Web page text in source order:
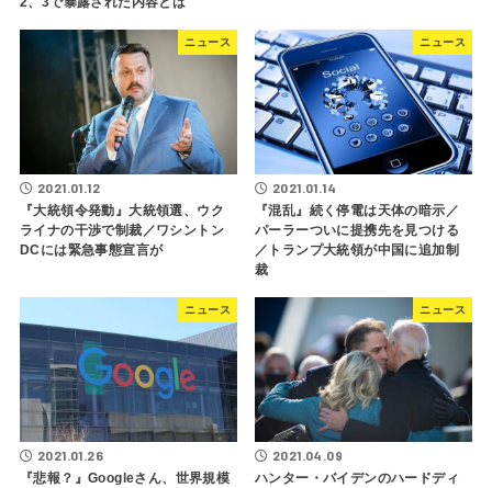
ニュース
2021.01.12
『大統領令発動』大統領選、ウク
ライナの干渉で制裁／ワシントン
DCには緊急事態宣言が
ニュース
2021.01.14
『混乱』続く停電は天体の暗示／
パーラーついに提携先を見つける
／トランプ大統領が中国に追加制
裁
ニュース
2021.01.26
『悲報？』Googleさん、世界規模
ニュース
2021.04.09
ハンター・バイデンのハードディ